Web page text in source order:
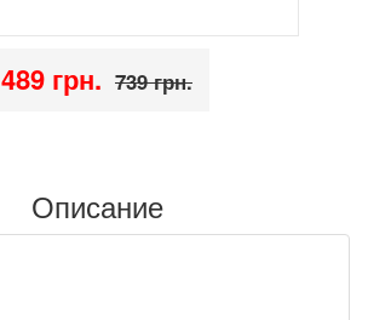
489 грн. 739 грн.
Описание